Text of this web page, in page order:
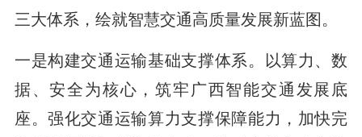
三大体系，绘就智慧交通高质量发展新蓝图。
一是构建交通运输基础支撑体系。以算力、数
据、安全为核心，筑牢广西智能交通发展底
座。强化交通运输算力支撑保障能力，加快完